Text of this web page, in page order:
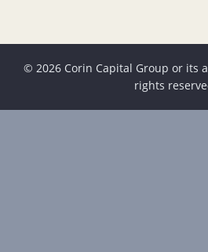
© 2026 Corin Capital Group or its
rights